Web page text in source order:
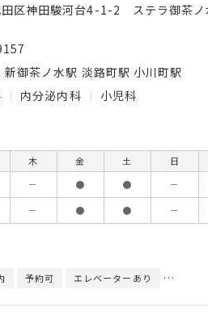
田区神田駿河台4-1-2 ステラ御茶ノ
新御茶ノ水駅 淡路町駅 小川町駅
内分泌内科 小児科
木 金 土 日
－ ● ● －
－ ● ● －
予約可 エレベーターあり クレジ